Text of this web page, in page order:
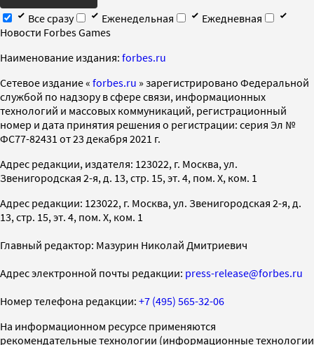
Все сразу
Еженедельная
Ежедневная
Новости Forbes Games
Наименование издания: forbes.ru
Cетевое издание « forbes.ru » зарегистрировано Федеральной
службой по надзору в сфере связи, информационных
технологий и массовых коммуникаций, регистрационный
номер и дата принятия решения о регистрации: серия Эл №
ФС77-82431 от 23 декабря 2021 г.
Адрес редакции, издателя: 123022, г. Москва, ул.
Звенигородская 2-я, д. 13, стр. 15, эт. 4, пом. X, ком. 1
Адрес редакции: 123022, г. Москва, ул. Звенигородская 2-я, д.
13, стр. 15, эт. 4, пом. X, ком. 1
Главный редактор: Мазурин Николай Дмитриевич
Адрес электронной почты редакции: press-release@forbes.ru
Номер телефона редакции: +7 (495) 565-32-06
На информационном ресурсе применяются
рекомендательные технологии (информационные технологии